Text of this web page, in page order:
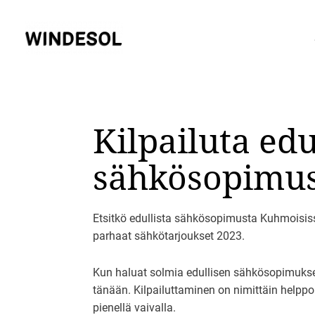
Kilpailuta
Etsitkö edullista sähkösopimusta
parhaat sähkötarjoukset 2023.
Kun haluat solmia edullisen
tänään. Kilpailuttaminen on nimittäin
pienellä vaivalla.